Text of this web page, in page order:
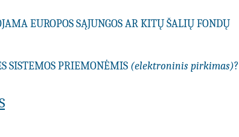
EUROPOS SĄJUNGOS AR KITŲ ŠALIŲ FONDŲ
SISTEMOS PRIEMONĖMIS (elektroninis pirkimas)?